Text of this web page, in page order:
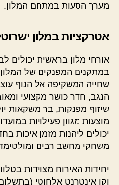
מערך הסעות במתחם המלון.
אטרקציות במלון
אורחי מלון בראשית יכולים
במתקנים המפנקים של
שחייה המשקיפה אל הנוף
הנגב, חדר כושר מקצועי
שיזוף מפנקות, בר משקאות
מוצעות מגוון פעילויות
יכולים ליהנות מזמן איכות
משחקי מחשב רבים
יחידות האירוח מצוידות
וקו אינטרנט אלחוטי